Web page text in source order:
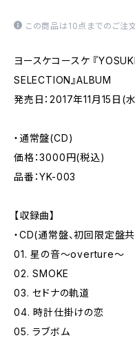
この商品は10点までのご注
ヨースケコースケ 『
SELECTION』ALBUM
発売日：2017年11月15日(
・通常盤(CD)
価格：3000円(税込)
品番：YK-003
【収録曲】
・CD(通常盤、初回限定盤
01. 星の音〜overture〜
02. SMOKE
03. セドナの軌道
04. 時計仕掛けの恋
05. ラブボム